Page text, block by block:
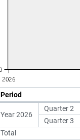
Period
Year 2026
Quarter 2
Quarter 3
Total